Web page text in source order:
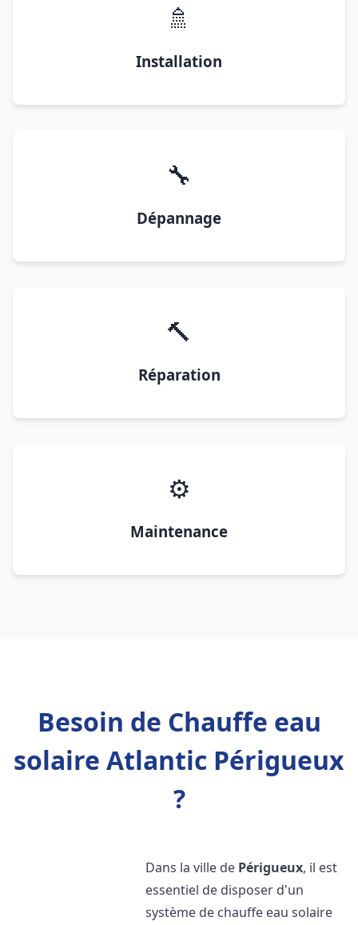
🚿
Installation
🔧
Dépannage
🔨
Réparation
⚙️
Maintenance
Besoin de Chauffe eau
solaire Atlantic Périgueux
?
Dans la ville de Périgueux, il est
essentiel de disposer d'un
système de chauffe eau solaire